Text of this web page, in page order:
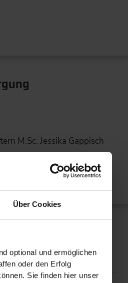
Über Cookies
optional und ermöglichen
oder den Erfolg
Sie finden hier unser
M.Sc. Jessika Gappisch